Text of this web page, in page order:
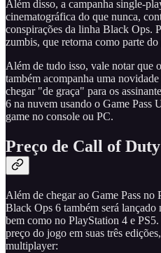
Além disso, a campanha single-
cinematográfica do que nunca,
conspirações da linha Black Ops.
zumbis, que retorna como parte
Além de tudo isso, vale notar que
também acompanha uma
chegar "de graça" para os
6 na nuvem usando o Game Pass
game no console ou PC.
Preço de Call of
Além de chegar ao Game Pass
Black Ops 6 também será
bem como no PlayStation 4 e
preço do jogo em suas três
multiplayer: